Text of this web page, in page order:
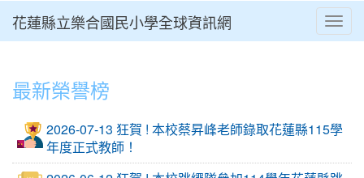
⏸
花蓮縣立樂合國民小學全球資訊網
最新榮譽榜
2026-07-13 狂賀 ! 本校蔡昇峰老師錄取花蓮縣115學
年度正式教師！